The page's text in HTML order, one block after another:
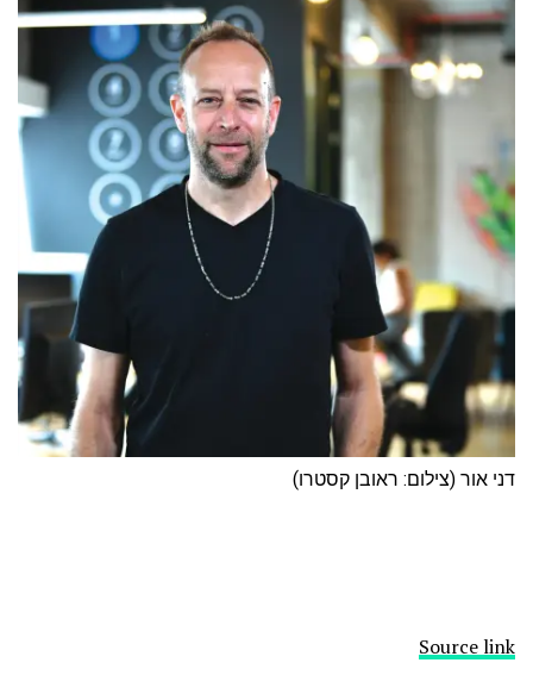
דני אור (צילום: ראובן קסטרו)
Source link